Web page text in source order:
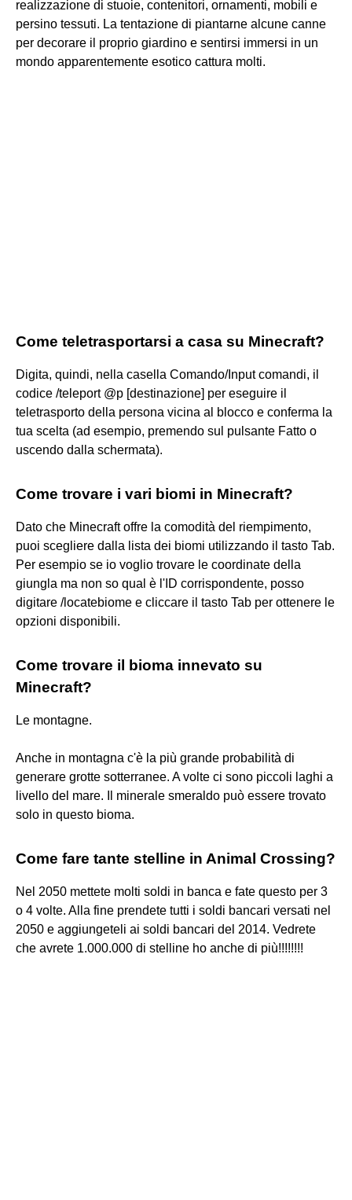
realizzazione di stuoie, contenitori, ornamenti, mobili e
persino tessuti. La tentazione di piantarne alcune canne
per decorare il proprio giardino e sentirsi immersi in un
mondo apparentemente esotico cattura molti.
Come teletrasportarsi a casa su Minecraft?
Digita, quindi, nella casella Comando/Input comandi, il
codice /teleport @p [destinazione] per eseguire il
teletrasporto della persona vicina al blocco e conferma la
tua scelta (ad esempio, premendo sul pulsante Fatto o
uscendo dalla schermata).
Come trovare i vari biomi in Minecraft?
Dato che Minecraft offre la comodità del riempimento,
puoi scegliere dalla lista dei biomi utilizzando il tasto Tab.
Per esempio se io voglio trovare le coordinate della
giungla ma non so qual è l'ID corrispondente, posso
digitare /locatebiome e cliccare il tasto Tab per ottenere le
opzioni disponibili.
Come trovare il bioma innevato su
Minecraft?
Le montagne.
Anche in montagna c'è la più grande probabilità di
generare grotte sotterranee. A volte ci sono piccoli laghi a
livello del mare. Il minerale smeraldo può essere trovato
solo in questo bioma.
Come fare tante stelline in Animal Crossing?
Nel 2050 mettete molti soldi in banca e fate questo per 3
o 4 volte. Alla fine prendete tutti i soldi bancari versati nel
2050 e aggiungeteli ai soldi bancari del 2014. Vedrete
che avrete 1.000.000 di stelline ho anche di più!!!!!!!!